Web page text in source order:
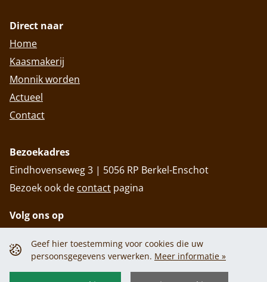
Geef hier toestemming voor cookies die uw
persoonsgegevens verwerken. Meer informatie »
Direct naar
Home
Kaasmakerij
Monnik worden
Actueel
Contact
Bezoekadres
Eindhovenseweg 3 | 5056 RP Berkel-Enschot
Bezoek ook de contact pagina
Volg ons op